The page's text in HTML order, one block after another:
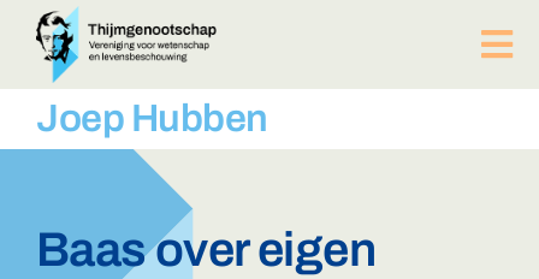
naar
inhoud
BIJEENKOMSTEN
Afdelingen
Joep Hubben
Baas over eigen